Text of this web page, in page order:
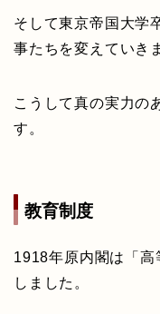
そして東京帝国大学
事たちを変えていき
こうして真の実力の
す。
教育制度
1918年原内閣は「
しました。